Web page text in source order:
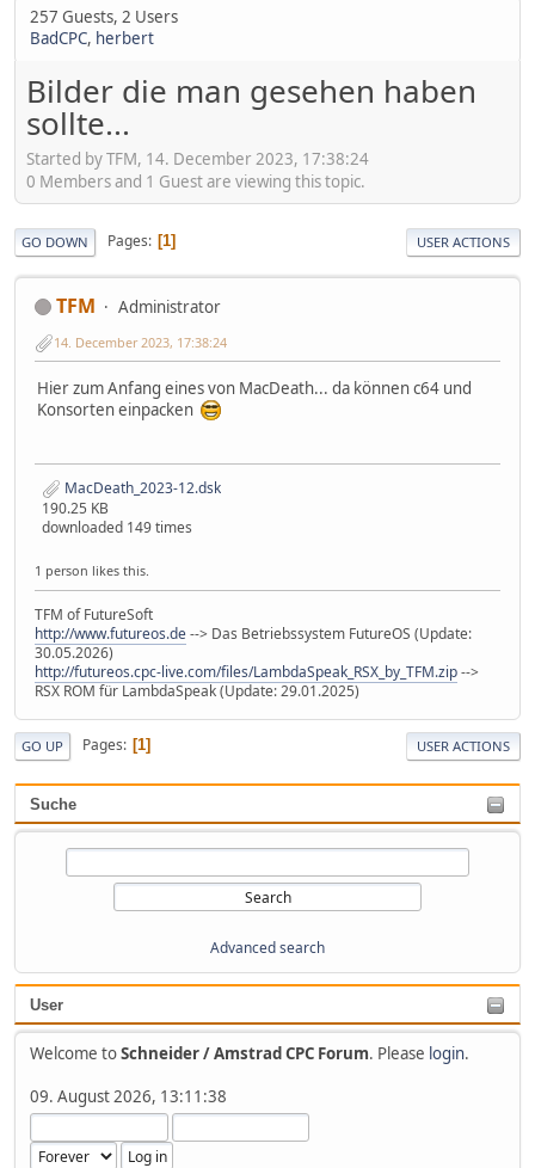
Suche
Advanced search
User
Welcome toSchneider / Amstrad CPC Forum. Please login.
09. August 2026, 13:11:38
257 Guests, 2 Users
BadCPC, herbert
Bilder die man gesehen haben
sollte...
Started by TFM, 14. December 2023, 17:38:24
0 Members and 1 Guest are viewing this topic.
GO DOWN Pages 1 USER ACTIONS
TFM Administrator
14. December 2023, 17:38:24
Hier zum Anfang eines von MacDeath... da können c64 und
Konsorten einpacken
MacDeath_2023-12.dsk
190.25 KB
downloaded 149 times
1 person likes this.
TFM of FutureSoft
http://www.futureos.de--> Das Betriebssystem FutureOS (Update:
30.05.2026)
http://futureos.cpc-live.com/files/LambdaSpeak_RSX_by_TFM.zip-->
RSX ROM für LambdaSpeak (Update: 29.01.2025)
GO UP Pages 1 USER ACTIONS